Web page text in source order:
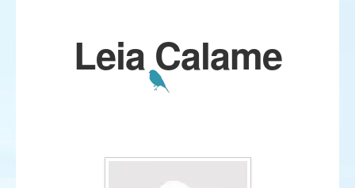
Leia Calame